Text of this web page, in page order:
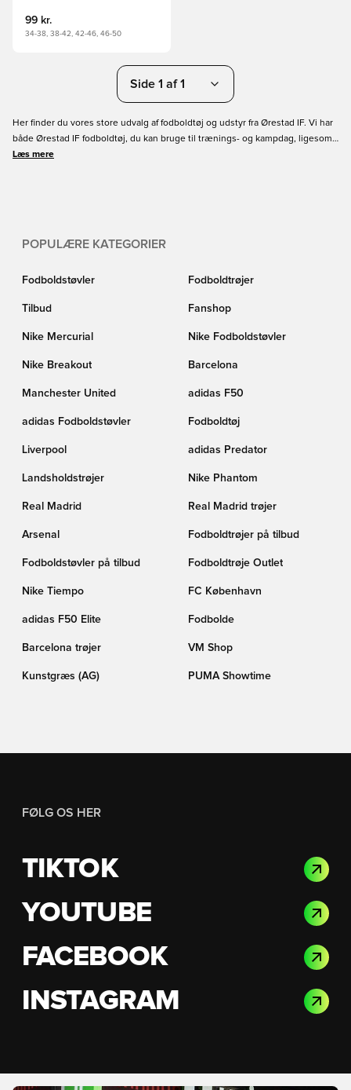
99 kr.
34-38, 38-42, 42-46, 46-50
Side 1 af 1
Her finder du vores store udvalg af fodboldtøj og udstyr fra Ørestad IF. Vi har
både Ørestad IF fodboldtøj, du kan bruge til trænings- og kampdag, ligesom
du kan finde dit hverdagstøj med klubbens logo. Bestil dit nye fodboldgear
Læs mere
POPULÆRE KATEGORIER
Fodboldstøvler Fodboldtrøjer
Tilbud Fanshop
Nike Mercurial Nike Fodboldstøvler
Nike Breakout Barcelona
Manchester United adidas F50
adidas Fodboldstøvler Fodboldtøj
Liverpool adidas Predator
Landsholdstrøjer Nike Phantom
Real Madrid Real Madrid trøjer
Arsenal Fodboldtrøjer på tilbud
Fodboldstøvler på tilbud Fodboldtrøje Outlet
Nike Tiempo FC København
adidas F50 Elite Fodbolde
Barcelona trøjer VM Shop
Kunstgræs (AG) PUMA Showtime
FØLG OS HER
TIKTOK
YOUTUBE
FACEBOOK
INSTAGRAM